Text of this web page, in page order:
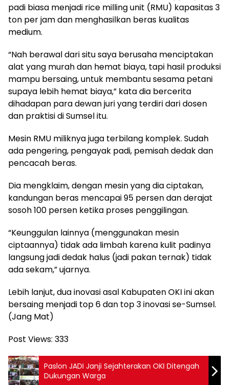
padi biasa menjadi rice milling unit (RMU) kapasitas 3
ton per jam dan menghasilkan beras kualitas
medium.
“Nah berawal dari situ saya berusaha menciptakan
alat yang murah dan hemat biaya, tapi hasil produksi
mampu bersaing, untuk membantu sesama petani
supaya lebih hemat biaya,” kata dia bercerita
dihadapan para dewan juri yang terdiri dari dosen
dan praktisi di Sumsel itu.
Mesin RMU miliknya juga terbilang komplek. Sudah
ada pengering, pengayak padi, pemisah dedak dan
pencacah beras.
Dia mengklaim, dengan mesin yang dia ciptakan,
kandungan beras mencapai 95 persen dan derajat
sosoh 100 persen ketika proses penggilingan.
“Keunggulan lainnya (menggunakan mesin
ciptaannya) tidak ada limbah karena kulit padinya
langsung jadi dedak halus (jadi pakan ternak) tidak
ada sekam,” ujarnya.
Lebih lanjut, dua inovasi asal Kabupaten OKI ini akan
bersaing menjadi top 6 dan top 3 inovasi se-Sumsel.
(Jang Mat)
Post Views: 333
Paslon JADI Janji Sejahterakan OKI Ditengah
Dukungan Warga